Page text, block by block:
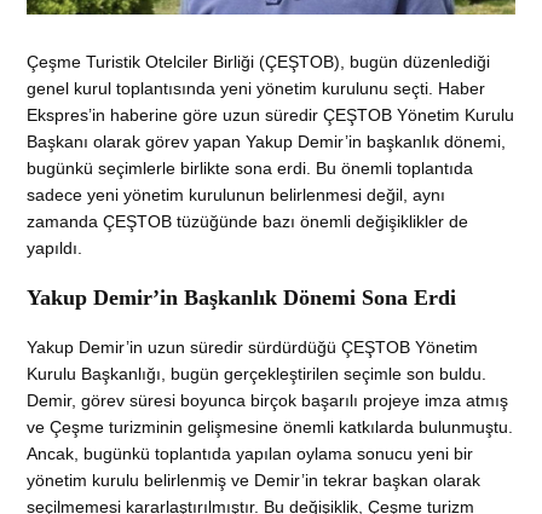
Çeşme Turistik Otelciler Birliği (ÇEŞTOB), bugün düzenlediği
genel kurul toplantısında yeni yönetim kurulunu seçti. Haber
Ekspres’in haberine göre uzun süredir ÇEŞTOB Yönetim Kurulu
Başkanı olarak görev yapan Yakup Demir’in başkanlık dönemi,
bugünkü seçimlerle birlikte sona erdi. Bu önemli toplantıda
sadece yeni yönetim kurulunun belirlenmesi değil, aynı
zamanda ÇEŞTOB tüzüğünde bazı önemli değişiklikler de
yapıldı.
Yakup Demir’in Başkanlık Dönemi Sona Erdi
Yakup Demir’in uzun süredir sürdürdüğü ÇEŞTOB Yönetim
Kurulu Başkanlığı, bugün gerçekleştirilen seçimle son buldu.
Demir, görev süresi boyunca birçok başarılı projeye imza atmış
ve Çeşme turizminin gelişmesine önemli katkılarda bulunmuştu.
Ancak, bugünkü toplantıda yapılan oylama sonucu yeni bir
yönetim kurulu belirlenmiş ve Demir’in tekrar başkan olarak
seçilmemesi kararlaştırılmıştır. Bu değişiklik, Çeşme turizm